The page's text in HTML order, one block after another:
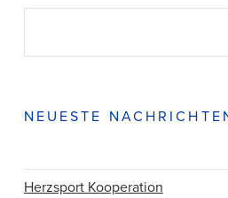
NEUESTE
Herzsport Kooperation